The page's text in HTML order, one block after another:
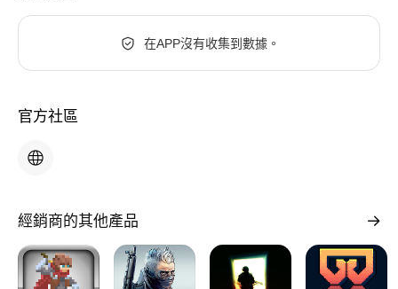
在APP沒有收集到數據。
官方社區
經銷商的其他產品